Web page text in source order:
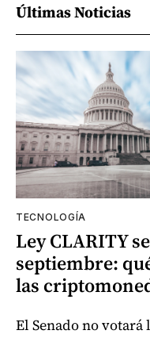
Últimas Noticias
TECNOLOGÍA
Ley CLARITY
septiembre:
las
El Senado no votará